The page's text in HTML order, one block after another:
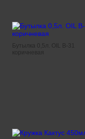
Бутылка 0,5л. OIL В-31
коричневая